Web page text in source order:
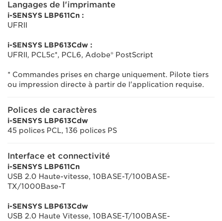
Langages de l'imprimante
i-SENSYS LBP611Cn :
UFRII
i-SENSYS LBP613Cdw :
UFRII, PCL5c*, PCL6, Adobe® PostScript
* Commandes prises en charge uniquement. Pilote tiers
ou impression directe à partir de l'application requise.
Polices de caractères
i-SENSYS LBP613Cdw
45 polices PCL, 136 polices PS
Interface et connectivité
i-SENSYS LBP611Cn
USB 2.0 Haute-vitesse, 10BASE-T/100BASE-
TX/1000Base-T
i-SENSYS LBP613Cdw
USB 2.0 Haute Vitesse, 10BASE-T/100BASE-